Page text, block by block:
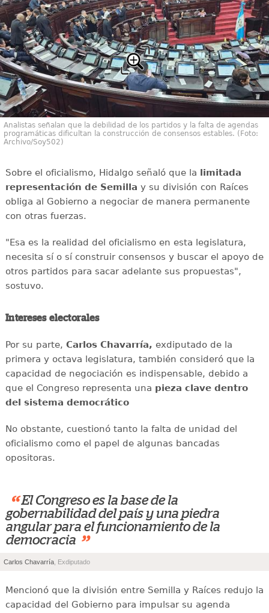
Analistas señalan que la debilidad de los partidos y la falta de agendas
programáticas dificultan la construcción de consensos estables. (Foto:
Archivo/Soy502)
Sobre el oficialismo, Hidalgo señaló que la limitada
representación de Semilla y su división con Raíces
obliga al Gobierno a negociar de manera permanente
con otras fuerzas.
"Esa es la realidad del oficialismo en esta legislatura,
necesita sí o sí construir consensos y buscar el apoyo de
otros partidos para sacar adelante sus propuestas",
sostuvo.
Intereses electorales
Por su parte, Carlos Chavarría, exdiputado de la
primera y octava legislatura, también consideró que la
capacidad de negociación es indispensable, debido a
que el Congreso representa una pieza clave dentro
del sistema democrático
No obstante, cuestionó tanto la falta de unidad del
oficialismo como el papel de algunas bancadas
opositoras.
“ El Congreso es la base de la
gobernabilidad del país y una piedra
angular para el funcionamiento de la
democracia ”
Carlos Chavarría , Exdiputado
Mencionó que la división entre Semilla y Raíces redujo la
capacidad del Gobierno para impulsar su agenda